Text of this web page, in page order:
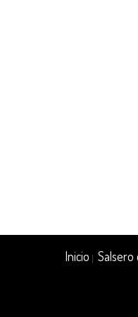
Inicio |Salsero